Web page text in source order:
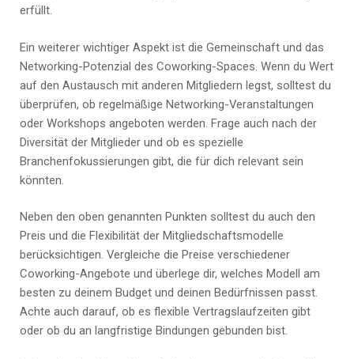
erfüllt.
Ein weiterer wichtiger Aspekt ist die Gemeinschaft und das
Networking-Potenzial des Coworking-Spaces. Wenn du Wert
auf den Austausch mit anderen Mitgliedern legst, solltest du
überprüfen, ob regelmäßige Networking-Veranstaltungen
oder Workshops angeboten werden. Frage auch nach der
Diversität der Mitglieder und ob es spezielle
Branchenfokussierungen gibt, die für dich relevant sein
könnten.
Neben den oben genannten Punkten solltest du auch den
Preis und die Flexibilität der Mitgliedschaftsmodelle
berücksichtigen. Vergleiche die Preise verschiedener
Coworking-Angebote und überlege dir, welches Modell am
besten zu deinem Budget und deinen Bedürfnissen passt.
Achte auch darauf, ob es flexible Vertragslaufzeiten gibt
oder ob du an langfristige Bindungen gebunden bist.